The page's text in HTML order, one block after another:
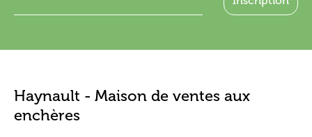
Haynault - Maison de ventes aux
enchères